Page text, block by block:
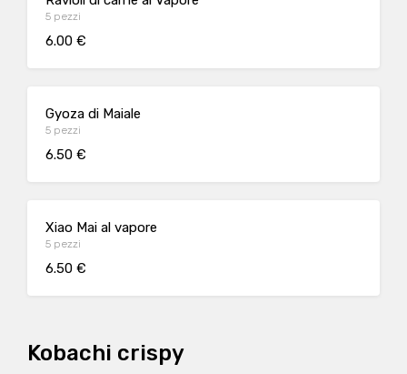
5 pezzi
6.00 €
Gyoza di Maiale
5 pezzi
6.50 €
Xiao Mai al vapore
5 pezzi
6.50 €
Kobachi crispy